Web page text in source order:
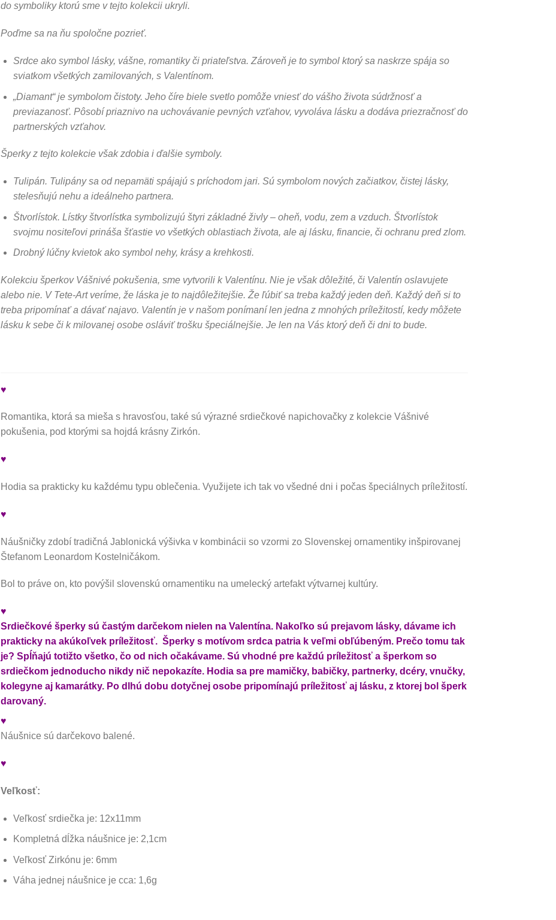
do symboliky ktorú sme v tejto kolekcii ukryli.
Poďme sa na ňu spoločne pozrieť.
Srdce ako symbol lásky, vášne, romantiky či priateľstva. Zároveň je to symbol ktorý sa naskrze spája so
sviatkom všetkých zamilovaných, s Valentínom.
„Diamant“ je symbolom čistoty. Jeho číre biele svetlo pomôže vniesť do vášho života súdržnosť a
previazanosť. Pôsobí priaznivo na uchovávanie pevných vzťahov, vyvoláva lásku a dodáva priezračnosť do
partnerských vzťahov.
Šperky z tejto kolekcie však zdobia i ďalšie symboly.
Tulipán. Tulipány sa od nepamäti spájajú s príchodom jari. Sú symbolom nových začiatkov, čistej lásky,
stelesňujú nehu a ideálneho partnera.
Štvorlístok. Lístky štvorlístka symbolizujú štyri základné živly – oheň, vodu, zem a vzduch. Štvorlístok
svojmu nositeľovi prináša šťastie vo všetkých oblastiach života, ale aj lásku, financie, či ochranu pred zlom.
Drobný lúčny kvietok ako symbol nehy, krásy a krehkosti.
Kolekciu šperkov Vášnivé pokušenia, sme vytvorili k Valentínu. Nie je však dôležité, či Valentín oslavujete
alebo nie. V Tete-Art veríme, že láska je to najdôležitejšie. Že ľúbiť sa treba každý jeden deň. Každý deň si to
treba pripomínať a dávať najavo. Valentín je v našom ponímaní len jedna z mnohých príležitostí, kedy môžete
lásku k sebe či k milovanej osobe osláviť trošku špeciálnejšie. Je len na Vás ktorý deň či dni to bude.
♥
Romantika, ktorá sa mieša s hravosťou, také sú výrazné srdiečkové napichovačky z kolekcie Vášnivé
pokušenia, pod ktorými sa hojdá krásny Zirkón.
♥
Hodia sa prakticky ku každému typu oblečenia. Využijete ich tak vo všedné dni i počas špeciálnych príležitostí.
♥
Náušničky zdobí tradičná Jablonická výšivka v kombinácii so vzormi zo Slovenskej ornamentiky inšpirovanej
Štefanom Leonardom Kostelničákom.
Bol to práve on, kto povýšil slovenskú ornamentiku na umelecký artefakt výtvarnej kultúry.
♥
Srdiečkové šperky sú častým darčekom nielen na Valentína. Nakoľko sú prejavom lásky, dávame ich
prakticky na akúkoľvek príležitosť. Šperky s motívom srdca patria k veľmi obľúbeným. Prečo tomu tak
je? Spĺňajú totižto všetko, čo od nich očakávame. Sú vhodné pre každú príležitosť a šperkom so
srdiečkom jednoducho nikdy nič nepokazíte. Hodia sa pre mamičky, babičky, partnerky, dcéry, vnučky,
kolegyne aj kamarátky. Po dlhú dobu dotyčnej osobe pripomínajú príležitosť aj lásku, z ktorej bol šperk
darovaný.
♥
Náušnice sú darčekovo balené.
♥
Veľkosť:
Veľkosť srdiečka je: 12x11mm
Kompletná dĺžka náušnice je: 2,1cm
Veľkosť Zirkónu je: 6mm
Váha jednej náušnice je cca: 1,6g